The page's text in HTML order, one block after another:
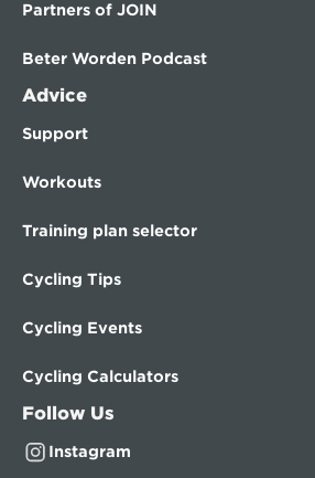
Partners of JOIN
Beter Worden Podcast
Advice
Support
Workouts
Training plan selector
Cycling Tips
Cycling Events
Cycling Calculators
Follow Us
Instagram